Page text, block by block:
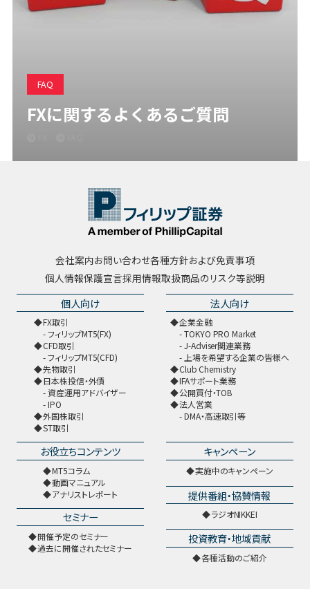
FAQ
FXに関するよくあるご質問
会社案内お問い合わせ各種方針および免責事項
個人情報保護宣言採用情報取扱商品のリスク等説明
個人向け
FX取引
フィリップMT5(FX)
CFD取引
フィリップMT5(CFD)
先物取引
日本株投信・外債
資産運用アドバイザー
IPO
外国株取引
ST取引
法人向け
企業金融
TOKYO PRO Market
J-Adviser関連業務
上場を希望する企業の皆様へ
Club Chemistry
IFAサポート業務
公開買付・TOB
法人営業
DMA・高速取引等
お役立ちコンテンツ
MT5コラム
動画マニュアル
アナリストレポート
セミナー
開催予定のセミナー
過去に開催されたセミナー
キャンペーン
実施中のキャンペーン
提供番組・協賛情報
ラジオNIKKEI
投資教育・地域貢献
各種活動のご紹介